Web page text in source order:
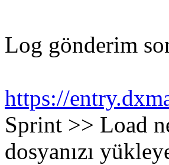
Log gönderim
https://
Sprint >> Load
dosyanızı